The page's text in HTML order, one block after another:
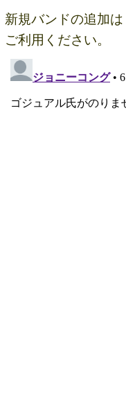
新規バンドの追加は
ご利用ください。